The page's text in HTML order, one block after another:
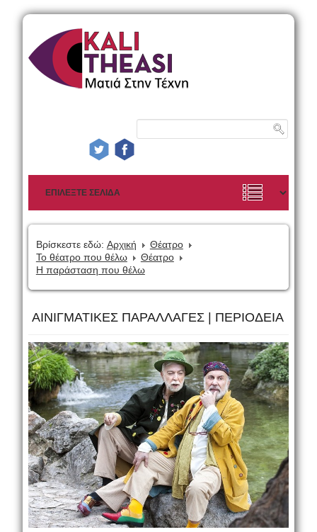
Βρίσκεστε εδώ: Αρχική
Θέατρο
Το θέατρο που θέλω
Θέατρο
Η παράσταση που θέλω
ΑΙΝΙΓΜΑΤΙΚΕΣ ΠΑΡΑΛΛΑΓΕΣ | ΠΕΡΙΟΔΕΙΑ